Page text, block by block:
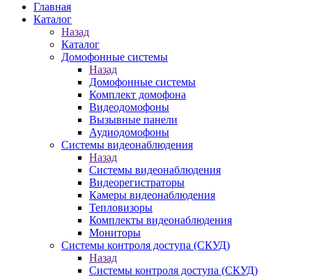
Главная
Каталог
Назад
Каталог
Домофонные системы
Назад
Домофонные системы
Комплект домофона
Видеодомофоны
Вызывные панели
Аудиодомофоны
Системы видеонаблюдения
Назад
Системы видеонаблюдения
Видеорегистраторы
Камеры видеонаблюдения
Тепловизоры
Комплекты видеонаблюдения
Мониторы
Системы контроля доступа (СКУД)
Назад
Системы контроля доступа (СКУД)